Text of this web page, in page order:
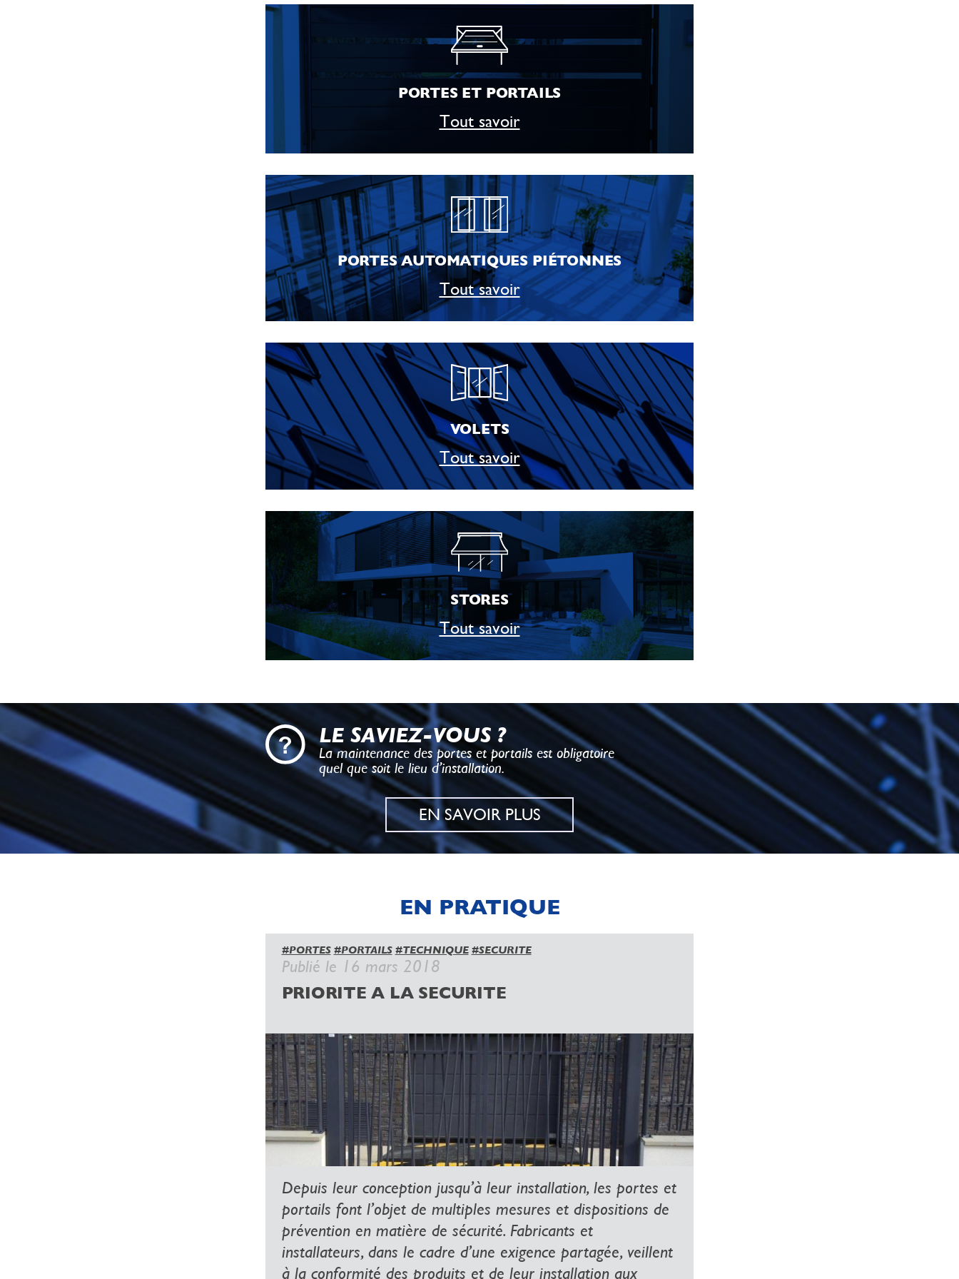
PORTES ET PORTAILS
Tout savoir
PORTES AUTOMATIQUES PIÉTONNES
Tout savoir
VOLETS
Tout savoir
STORES
Tout savoir
LE SAVIEZ-VOUS ?
La maintenance des portes et portails est obligatoire
quel que soit le lieu d’installation.
EN SAVOIR PLUS
EN PRATIQUE
#PORTES #PORTAILS #TECHNIQUE #SECURITE
Publié le 16 mars 2018
PRIORITE A LA SECURITE
Depuis leur conception jusqu’à leur installation, les portes et
portails font l’objet de multiples mesures et dispositions de
prévention en matière de sécurité. Fabricants et
installateurs, dans le cadre d’une exigence partagée, veillent
à la conformité des produits et de leur installation aux